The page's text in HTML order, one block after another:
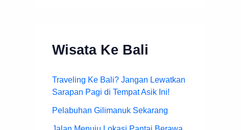
Wisata Ke Bali
Traveling Ke Bali? Jangan Lewatkan
Sarapan Pagi di Tempat Asik Ini!
Pelabuhan Gilimanuk Sekarang